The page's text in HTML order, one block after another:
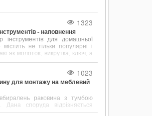
1323
- наповнення
інструментів для домашньої
містить не тільки популярні і
як молоток, викрутка, ключ, а
1023
для монтажу на меблевий
раковина з тумбою
Дана споруда відрізняється
і привабливим